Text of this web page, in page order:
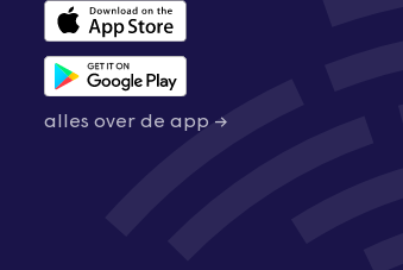
alles over de app →